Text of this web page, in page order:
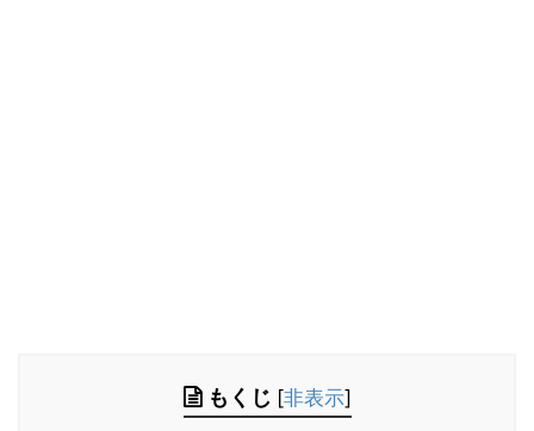
もくじ [非表示]